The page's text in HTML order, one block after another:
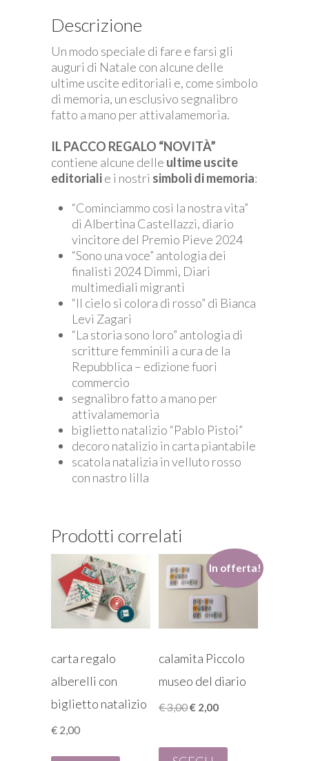
Descrizione
Un modo speciale di fare e farsi gli
auguri di Natale con alcune delle
ultime uscite editoriali e, come simbolo
di memoria, un esclusivo segnalibro
fatto a mano per attivalamemoria.
IL PACCO REGALO “NOVITÀ”
contiene alcune delle ultime uscite
editorialie i nostri simboli di memoria:
“Cominciammo così la nostra vita”
di Albertina Castellazzi, diario
vincitore del Premio Pieve 2024
“Sono una voce” antologia dei
finalisti 2024 Dimmi, Diari
multimediali migranti
“Il cielo si colora di rosso” di Bianca
Levi Zagari
“La storia sono loro” antologia di
scritture femminili a cura de la
Repubblica – edizione fuori
commercio
segnalibro fatto a mano per
attivalamemoria
biglietto natalizio “Pablo Pistoi”
decoro natalizio in carta piantabile
scatola natalizia in velluto rosso
con nastro lilla
Prodotti correlati
carta regalo
alberelli con
biglietto natalizio
€ 2,00
In offerta!
calamita Piccolo
museo del diario
€3,00Il
era:
€ 2,00Il